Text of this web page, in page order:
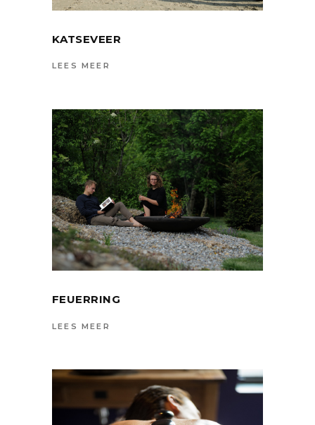
KATSEVEER
LEES MEER
FEUERRING
LEES MEER